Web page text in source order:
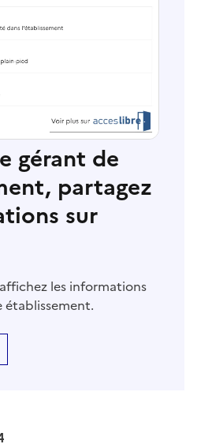
gérant de
partagez
sur
les informations